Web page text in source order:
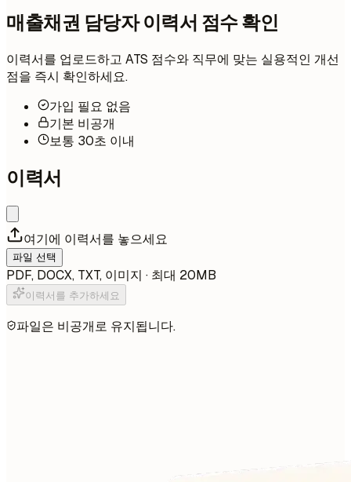
매출채권 담당자 이력서 점수 확인
이력서를 업로드하고 ATS 점수와 직무에 맞는 실용적인 개선
점을 즉시 확인하세요.
가입 필요 없음
기본 비공개
보통 30초 이내
이력서
여기에 이력서를 놓으세요
파일 선택
PDF, DOCX, TXT, 이미지 · 최대 20MB
이력서를 추가하세요
파일은 비공개로 유지됩니다.